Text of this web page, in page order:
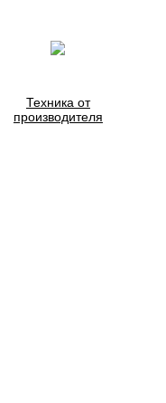
Техника от
производителя